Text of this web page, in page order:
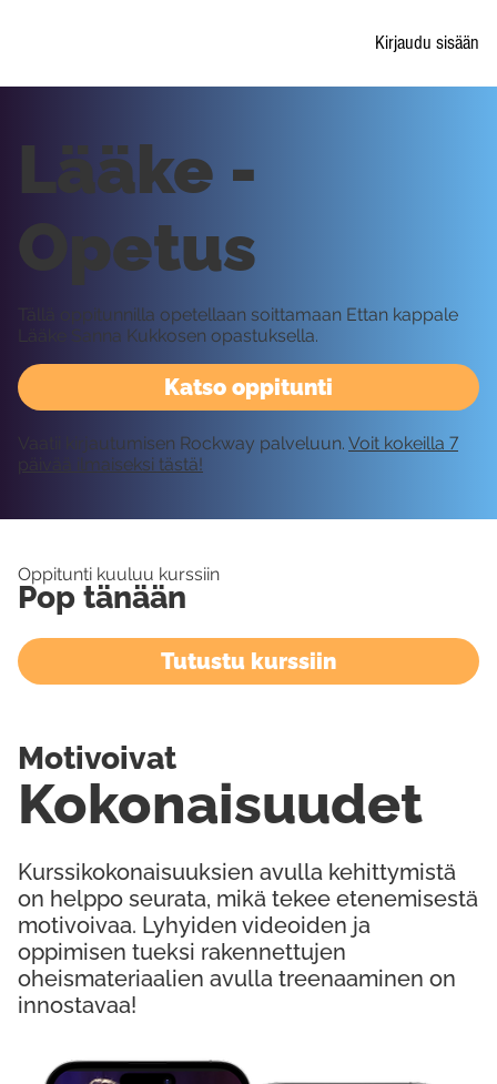
Kirjaudu sisään
Katso oppitunti
Lääke -
Opetus
Tällä oppitunnilla opetellaan soittamaan Ettan kappale
Lääke Sanna Kukkosen opastuksella.
Vaatii kirjautumisen Rockway palveluun. Voit kokeilla 7
päivää ilmaiseksi tästä!
Oppitunti kuuluu kurssiin
Pop tänään
Tutustu kurssiin
Kurssikokonaisuuksien avulla kehittymistä
on helppo seurata, mikä tekee etenemisestä
motivoivaa. Lyhyiden videoiden ja
oppimisen tueksi rakennettujen
oheismateriaalien avulla treenaaminen on
innostavaa!
Kokonaisuudet
Motivoivat